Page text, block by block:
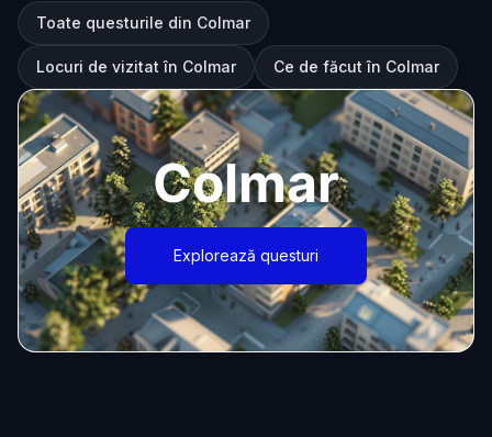
Toate questurile din Colmar
Locuri de vizitat în Colmar Ce de făcut în Colmar
Colmar
Explorează questuri